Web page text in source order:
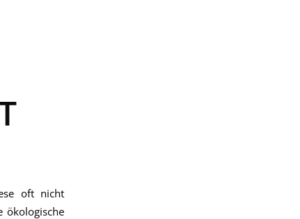
oft nicht
ökologische